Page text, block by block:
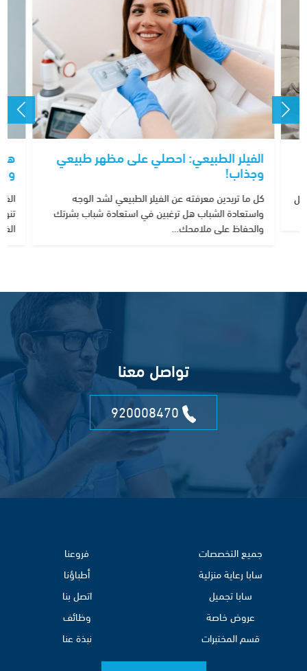
الفيلر الطبيعي: احصلي على مظهر طبيعي
وجذاب!
كل ما تريدين معرفته عن الفيلر الطبيعي لشد الوجه
واستعادة الشباب هل ترغبين في استعادة شباب بشرتك
والحفاظ على ملامحك…
هل
تواصل معنا
جميع التخصصات
سابا رعاية منزلية
سابا تجميل
عروض خاصة
قسم المختبرات
فروعنا
أطباؤنا
اتصل بنا
وظائف
نبذة عنا